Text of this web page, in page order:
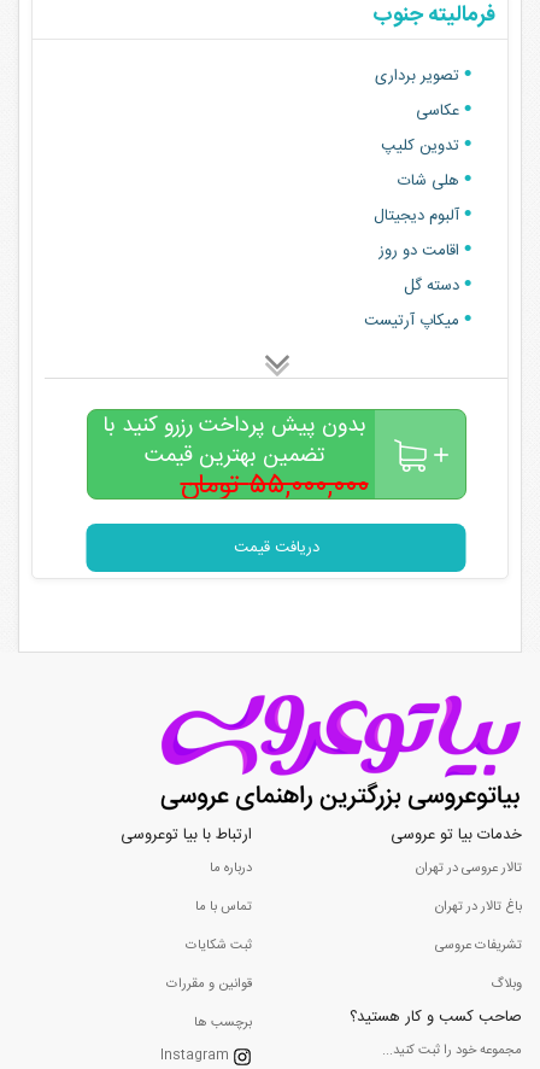
فرمالیته جنوب
تصویر برداری
عکاسی
تدوین کلیپ
هلی شات
آلبوم دیجیتال
اقامت دو روز
دسته گل
میکاپ آرتیست
بدون پیش پرداخت رزرو کنید با
تضمین بهترین قیمت
۵۵,۰۰۰,۰۰۰ تومان
۴۵,۰۰۰,۰۰۰تومان
دریافت قیمت
خدمات بیا تو عروسی
تالار عروسی در تهران
باغ تالار در تهران
تشریفات عروسی
وبلاگ
صاحب کسب و کار هستید؟
مجموعه خود را ثبت کنید...
ارتباط با بیا توعروسی
درباره ما
تماس با ما
ثبت شکایات
قوانین و مقررات
برچسب ها
Instagram